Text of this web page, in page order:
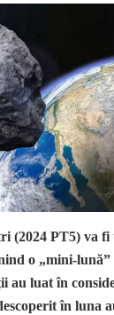
(2024 PT5) va
o „mini-
au luat în
în luna